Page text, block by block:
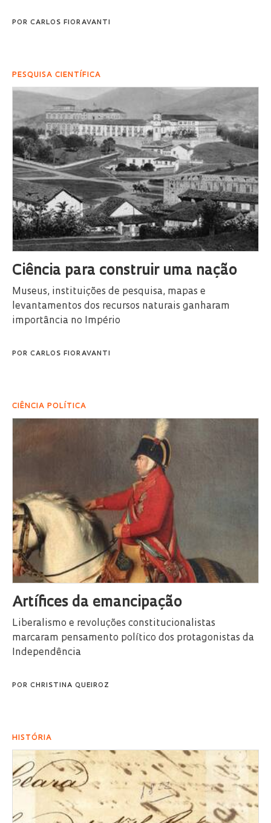
POR CARLOS FIORAVANTI
PESQUISA CIENTÍFICA
Ciência para construir uma nação
Museus, instituições de pesquisa, mapas e
levantamentos dos recursos naturais ganharam
importância no Império
POR CARLOS FIORAVANTI
CIÊNCIA POLÍTICA
Artífices da emancipação
Liberalismo e revoluções constitucionalistas
marcaram pensamento político dos protagonistas da
Independência
POR CHRISTINA QUEIROZ
HISTÓRIA